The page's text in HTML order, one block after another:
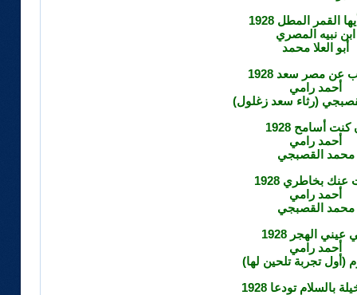
القمر المطل 1928
ابن نبيه المصري
أبو العلا محمد
عن مصر سعد 1928
أحمد رامي
(رثاء سعد زغلول)
كنت أسامح 1928
أحمد رامي
محمد القصبجي
عنك بخاطري 1928
أحمد رامي
محمد القصبجي
عيني الهجر 1928
أحمد رامي
(أول تجربة تلحين لها)
بالسلام تودعا 1928